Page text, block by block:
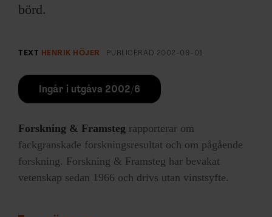
börd.
TEXT HENRIK HÖJER PUBLICERAD 2002-09-01
Ingår i utgåva 2002/6
Forskning & Framsteg rapporterar om
fackgranskade forskningsresultat och om pågående
forskning. Forskning & Framsteg har bevakat
vetenskap sedan 1966 och drivs utan vinstsyfte.